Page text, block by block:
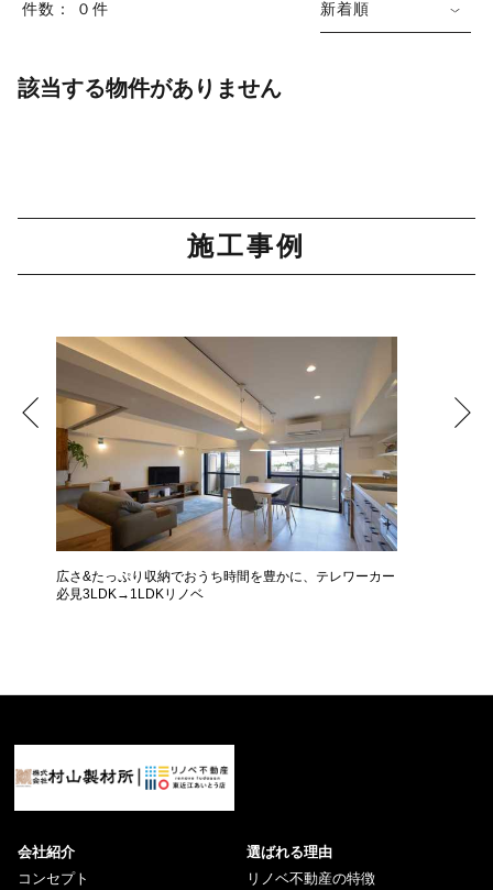
件数： ０件 新着順
該当する物件がありません
施工事例
広さ&たっぷり収納でおうち時間を豊かに、テレワーカー
必見3LDK→1LDKリノベ
会社紹介
コンセプト
選ばれる理由
リノベ不動産の特徴